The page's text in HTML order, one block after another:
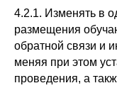
4.2.1. Изменять в
размещения
обратной связи и
меняя при этом
проведения, а